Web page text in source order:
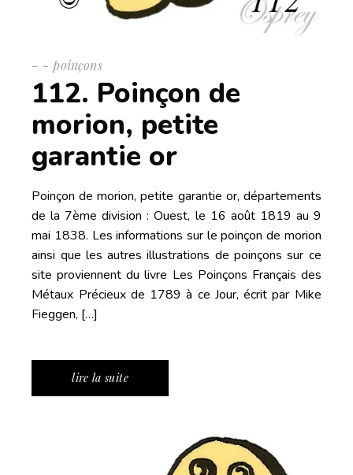
- poinçons
112. Poinçon de
morion, petite
garantie or
Poinçon de morion, petite garantie or, départements
de la 7ème division : Ouest, le 16 août 1819 au 9
mai 1838. Les informations sur le poinçon de morion
ainsi que les autres illustrations de poinçons sur ce
site proviennent du livre Les Poinçons Français des
Métaux Précieux de 1789 à ce Jour, écrit par Mike
Fieggen, […]
lire la suite